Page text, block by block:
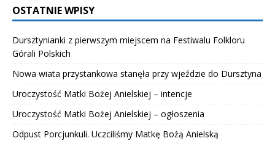
OSTATNIE WPISY
Dursztynianki z pierwszym miejscem na Festiwalu Folkloru
Górali Polskich
Nowa wiata przystankowa stanęła przy wjeździe do Dursztyna
Uroczystość Matki Bożej Anielskiej – intencje
Uroczystość Matki Bożej Anielskiej – ogłoszenia
Odpust Porcjunkuli. Uczciliśmy Matkę Bożą Anielską